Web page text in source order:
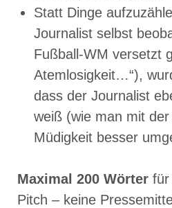
Statt Dinge
Journalist selbst
Fußball-WM versetzt
Atemlosigkeit…“),
dass der Journalist
weiß (wie man mit
Müdigkeit besser
Maximal 200 Wörter für
Pitch – keine